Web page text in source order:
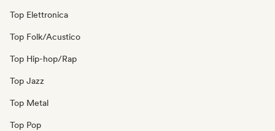
Top Elettronica
Top Folk/Acustico
Top Hip-hop/Rap
Top Jazz
Top Metal
Top Pop